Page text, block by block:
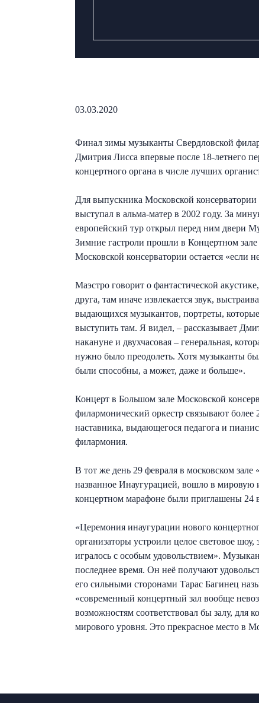
03.03.2020
Финал зимы музыканты Свердловской
Дмитрия Лисса впервые после 18-летнего
концертного органа в числе лучших
Для выпускника Московской
выступал в альма-матер в 2002 году. За
европейский тур открыл перед ним двери
Зимние гастроли прошли в Концертном
Московской консерватории остается
Маэстро говорит о фантастической
друга, там иначе извлекается звук,
выдающихся музыкантов, портреты, которые
выступить там. Я видел, – рассказывает
накануне и двухчасовая – генеральная,
нужно было преодолеть. Хотя музыканты
были способны, а может, даже и больше».
Концерт в Большом зале Московской
филармонический оркестр связывают
наставника, выдающегося педагога и
филармония.
В тот же день 29 февраля в московском
названное Инаугурацией, вошло в мировую
концертном марафоне были приглашены 24
«Церемония инаугурации нового
организаторы устроили целое световое
игралось с особым удовольствием».
последнее время. Он неё получают
его сильными сторонами Тарас Багинец
«современный концертный зал вообще
возможностям соответствовал бы залу, для
мирового уровня. Это прекрасное место в